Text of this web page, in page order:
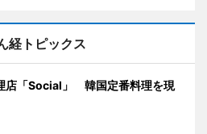
経トピックス
店「Social」 韓国定番料理を現